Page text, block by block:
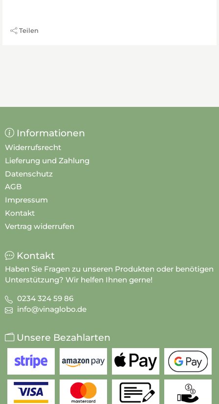
Teilen
Informationen
Widerrufsrecht
Lieferung und Zahlung
Datenschutz
AGB
Impressum
Kontakt
Vertrag widerrufen
Kontakt
Haben Sie Fragen zu unseren Produkten oder benötigen
Unterstützung? Wir helfen Ihnen gerne!
0234 324 59 86
info@vinaglobo.de
Unsere Bezahlarten